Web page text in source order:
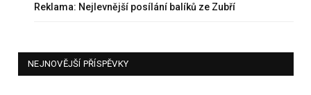
Reklama: Nejlevnější posílání balíků ze Zubří
NEJNOVĚJŠÍ PŘÍSPĚVKY